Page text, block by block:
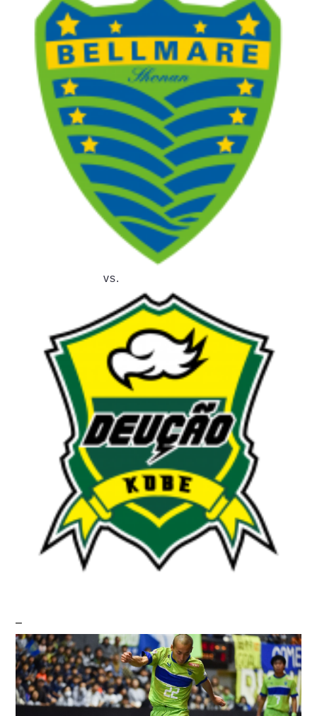
メットライフ生命Ｆリーグカップ 2026
試合日程・結果
大会概要
アリーナ情報
チケット情報
過去の記録
リガーレヴィア葛飾
Y．S．C．C．横浜
ヴィンセドール白山
アグレミーナ浜松
デウソン神戸
ポルセイド浜田
ミラクルスマイル新居浜
記念ゴール
ハットトリック
担当審判員
選手の通算記録（Ｆ１）
エスポラーダ北海道
バルドラール浦安
フウガドールすみだ
しながわシティ
立川アスレティックFC
ペスカドーラ町田
湘南ベルマーレ
名古屋オーシャンズ
ボルクバレット北九州
バサジィ大分
選手の通算記録（Ｆ２）
ヴォスクオーレ仙台
マルバ水戸FC
リガーレヴィア葛飾
Y．S．C．C．横浜
ヴィンセドール白山
アグレミーナ浜松
デウソン神戸
ポルセイド浜田
ミラクルスマイル新居浜
DIVISION02
FOLLOW US!
vs.
–